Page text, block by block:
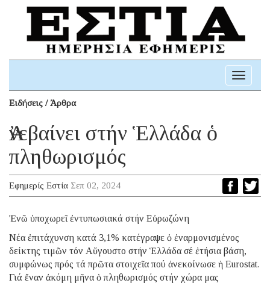
Toggle
Ειδήσεις / Άρθρα
Ἀνεβαίνει στήν Ἑλλάδα ὁ
πληθωρισμός
Εφημερίς Εστία Σεπ 02, 2024
Ἐνῶ ὑποχωρεῖ ἐντυπωσιακά στήν Εὐρωζώνη
Νέα ἐπιτάχυνση κατά 3,1% κατέγραψε ὁ ἐναρμονισμένος
δείκτης τιμῶν τόν Αὔγουστο στήν Ἑλλάδα σέ ἐτήσια βάση,
συμφώνως πρός τά πρῶτα στοιχεῖα πού ἀνεκοίνωσε ἡ Eurostat.
Γιά ἔναν ἀκόμη μῆνα ὁ πληθωρισμός στήν χώρα μας